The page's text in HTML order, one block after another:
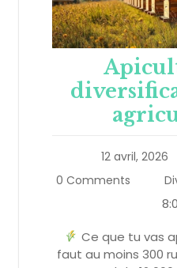
12 avril, 2026
0 Comments
Ce que tu vas
faut au moins 300